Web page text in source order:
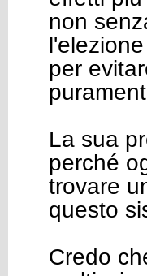
non
per
La sua
perché
trovare
questo
Credo